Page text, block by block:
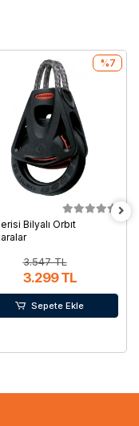
Bilyalı Orbıt
3.547 TL
3.299 TL
%7
Sepete Ekle